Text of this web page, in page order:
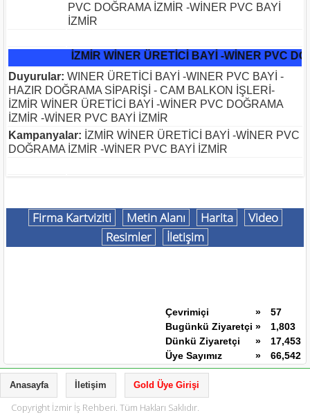
PVC DOĞRAMA İZMİR -WİNER PVC BAYİ
İZMİR
İZMİR WİNER ÜRETİCİ BAYİ -WİNER PVC
Duyurular: WINER ÜRETİCİ BAYİ -WINER PVC BAYİ -
HAZIR DOĞRAMA SİPARİŞİ - CAM BALKON İŞLERİ-
İZMİR WİNER ÜRETİCİ BAYİ -WİNER PVC DOĞRAMA
İZMİR -WİNER PVC BAYİ İZMİR
Kampanyalar: İZMİR WİNER ÜRETİCİ BAYİ -WİNER PVC
DOĞRAMA İZMİR -WİNER PVC BAYİ İZMİR
Firma Kartviziti Metin Alanı Harita
Video
Resimler
İletişim
Çevrimiçi »
57
Bugünkü Ziyaretçi »
1,803
Dünkü Ziyaretçi
»
17,453
Üye Sayımız
» 66,542
Anasayfa İletişim Gold Üye Girişi
Copyright İzmir İş Rehberi. Tüm Hakları Saklıdır.